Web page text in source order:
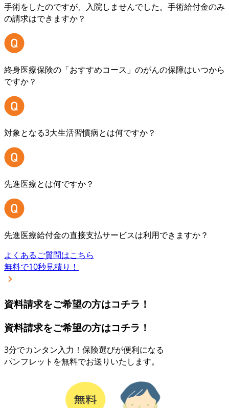
手術をしたのですが、入院しませんでした。手術給付金のみ
の請求はできますか？
終身医療保険の「おすすめコース」のがんの保障はいつから
ですか？
対象となる3大生活習慣病とは何ですか？
先進医療とは何ですか？
先進医療給付金の直接支払サービスは利用できますか？
よくあるご質問はこちら
無料で10秒見積り！
資料請求をご希望の方はコチラ！
資料請求をご希望の方はコチラ！
3分でカンタン入力！保険選びが便利になる
パンフレットを無料でお送りいたします。